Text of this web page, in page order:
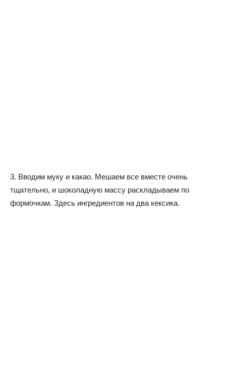
3. Вводим муку и какао. Мешаем все вместе очень
тщательно, и шоколадную массу раскладываем по
формочкам. Здесь ингредиентов на два кексика.